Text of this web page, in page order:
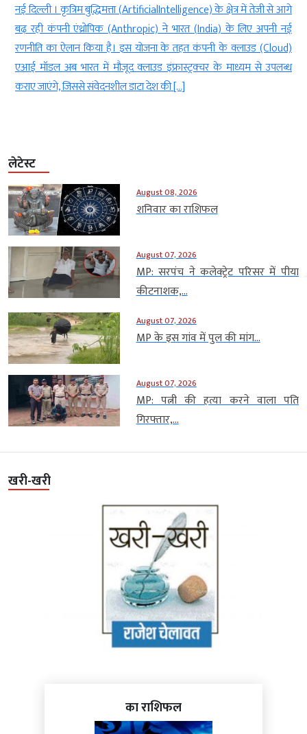
नई दिल्ली । कृत्रिम बुद्धिमत्ता (ArtificialIntelligence) के क्षेत्र में तेजी से आगे
बढ़ रही कंपनी एंथ्रोपिक (Anthropic) ने भारत (India) के लिए अपनी नई
रणनीति का ऐलान किया है। इस योजना के तहत कंपनी के क्लाउड (Cloud)
एआई मॉडल अब भारत में मौजूद क्लाउड इंफ्रास्ट्रक्चर के माध्यम से उपलब्ध
कराए जाएंगे, जिससे संवेदनशील डाटा देश की […]
लेटेस्ट
August 08, 2026
शनिवार का राशिफल
August 07, 2026
MP: सरपंच ने कलेक्ट्रेट परिसर में पीया
कीटनाशक,...
August 07, 2026
MP के इस गांव में पुल की मांग...
August 07, 2026
MP: पत्नी की हत्या करने वाला पति
गिरफ्तार,...
खरी-खरी
का राशिफल